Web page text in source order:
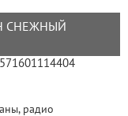
СНЕЖНЫЙ